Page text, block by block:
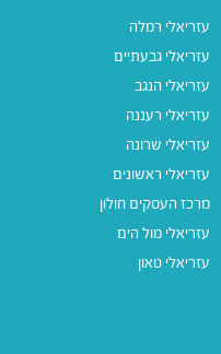
עזריאלי רמלה
עזריאלי גבעתיים
עזריאלי הנגב
עזריאלי רעננה
עזריאלי שרונה
עזריאלי ראשונים
מרכז העסקים חולון
עזריאלי מול הים
עזריאלי טאון